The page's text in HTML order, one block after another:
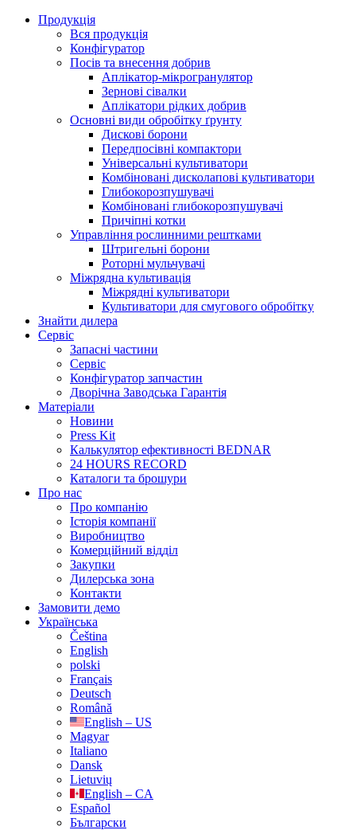
Продукція
Вся продукція
Конфігуратор
Посів та внесення добрив
Аплікатор-мікрогранулятор
Зернові сівалки
Аплікатори рідких добрив
Oсновні види обробітку ґрунту
Дискові борони
Передпосівні компактори
Універсальні культиватори
Комбіновані дисколапові культиватори
Глибокорозпушувачі
Комбіновані глибокорозпушувачі
Причіпні котки
Управління рослинними рештками
Штригельні борони
Pоторні мульчувачі
Міжрядна культивація
Міжрядні культиватори
Культиватори для смугового обробітку
Знайти дилера
Сервіс
Запасні частини
Сервіс
Конфігуратор запчастин
Дворічна Заводська Гарантія
Матеріали
Новини
Press Kit
Калькулятор ефективності BEDNAR
24 HOURS RECORD
Каталоги та брошури
Про нас
Про компанію
Історія компанії
Виробництво
Комерційний відділ
Закупки
Дилерська зона
Контакти
Замовити демо
Українська
Čeština
English
polski
Français
Deutsch
Română
English – US
Magyar
Italiano
Dansk
Lietuvių
English – CA
Español
Български